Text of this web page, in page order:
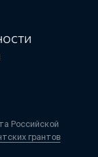
Российской
грантов